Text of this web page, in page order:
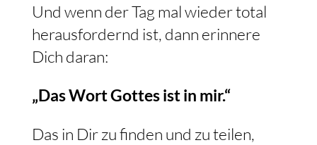
Und wenn der Tag mal wieder total
herausfordernd ist, dann erinnere
Dich daran:
„Das Wort Gottes ist in mir.“
Das in Dir zu finden und zu teilen,